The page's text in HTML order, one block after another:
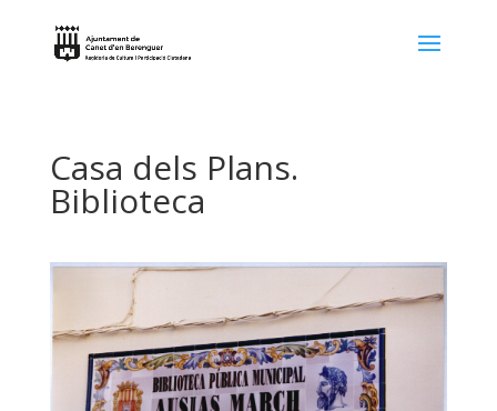
Casa dels Plans.
Biblioteca